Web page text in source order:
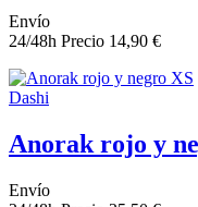
Envío
24/48h Precio 14,90 €
Dashi
Anorak rojo y
Envío